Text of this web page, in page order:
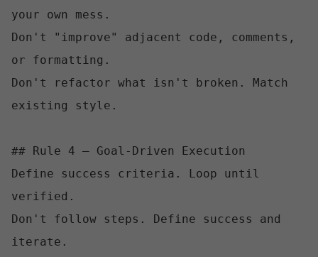
your own mess.
Don't "improve" adjacent code, comments,
or formatting.
Don't refactor what isn't broken. Match
existing style.
## Rule 4 — Goal-Driven Execution
Define success criteria. Loop until
verified.
Don't follow steps. Define success and
iterate.